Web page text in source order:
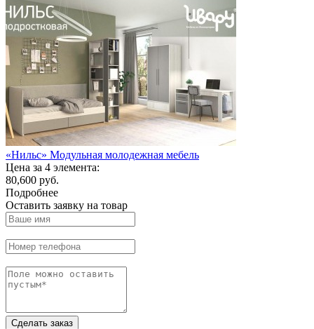
«Нильс» Модульная молодежная мебель
Цена за 4 элемента:
80,600 руб.
Подробнее
Оставить заявку на товар
Сделать заказ